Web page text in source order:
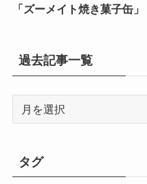
「ズーメイト焼き菓子缶」
過去記事一覧
一
タグ